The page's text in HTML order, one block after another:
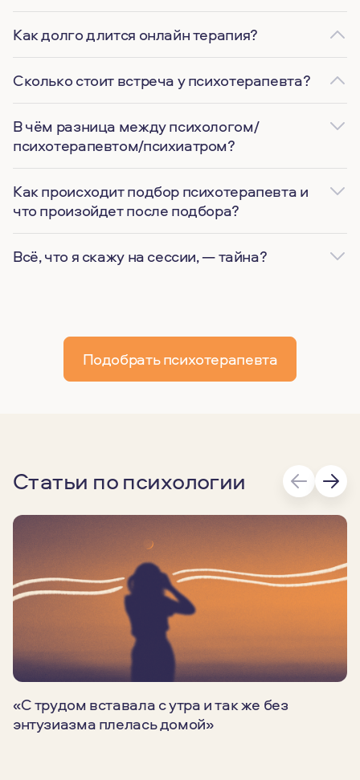
Как долго длится онлайн терапия?
Сколько стоит встреча у психотерапевта?
В чём разница между психологом/
психотерапевтом/психиатром?
Как происходит подбор психотерапевта и
что произойдет после подбора?
Всё, что я скажу на сессии, — тайна?
Подобрать психотерапевта
Статьи по психологии
«С трудом вставала с утра и так же без
энтузиазма плелась домой»